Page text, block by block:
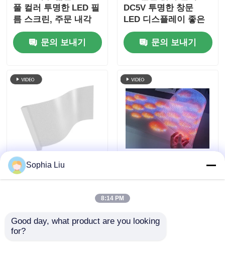
풀 컬러 투명한 LED 필
름 스크린, 주문 내각
차원, 쇼핑 센터 상점
창 상업 광고를 위한 높
은 투명도 가동 가능한
문의 보내기
DC5V 투명한 창문
LED 디스플레이 좋은
품질 판탈라 LED 투명
한 화면 문의 보내기
상업 광고용 사용자 정
10mm 초고형 RGB 풀
스크린문의 보내기
스크린 유저용 창문 디
문의 보내기
Sophia Liu
8:14 PM
Good day, what product are you looking
for?